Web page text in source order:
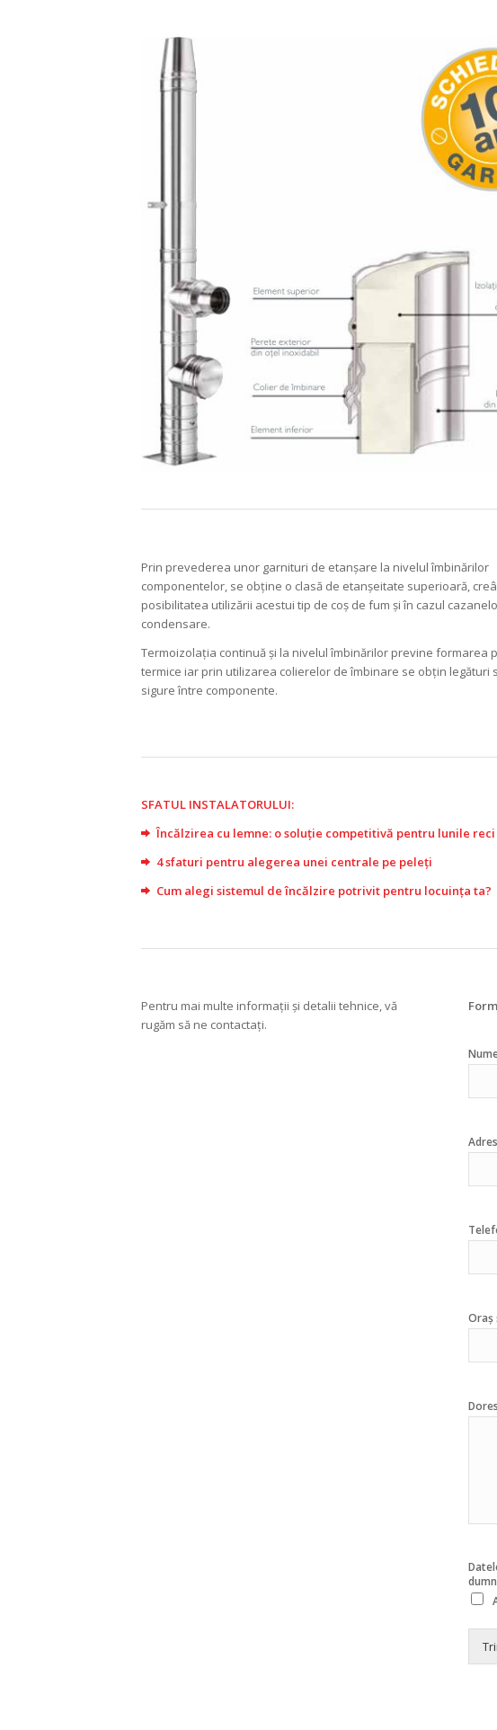
Prin prevederea unor garnituri de etanșare la nivelul îmbinărilor
componentelor, se obține o clasă de etanșeitate superioară,
posibilitatea utilizării acestui tip de coș de fum și în cazul
condensare.
Termoizolația continuă și la nivelul îmbinărilor previne formarea
termice iar prin utilizarea colierelor de îmbinare se obțin legături
sigure între componente.
SFATUL INSTALATORULUI:
Încălzirea cu lemne: o soluție competitivă pentru lunile
4 sfaturi pentru alegerea unei centrale pe peleți
Cum alegi sistemul de încălzire potrivit pentru locuința ta?
Pentru mai multe informații și detalii tehnice, vă
rugăm să ne contactați.
Oraș